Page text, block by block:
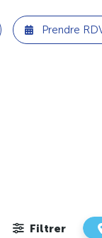
Prendre
Filtrer